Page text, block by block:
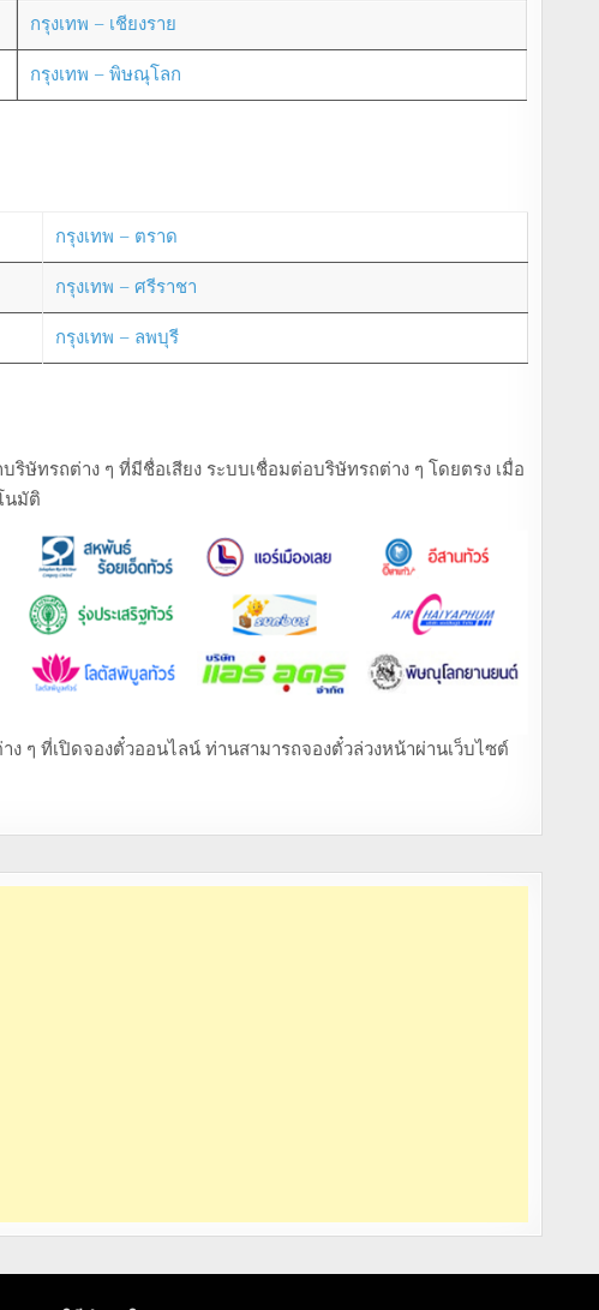
กรุงเทพ – เชียงราย
กรุงเทพ – พิษณุโลก
กรุงเทพ – ตราด
กรุงเทพ – ศรีราชา
กรุงเทพ – ลพบุรี
ษัทรถต่าง ๆ ที่มีชื่อเสียง ระบบเชื่อมต่อบริษัทรถต่าง ๆ โดยตรง เมื่อ
นมัติ
ๆ ที่เปิดจองตั๋วออนไลน์ ท่านสามารถจองตั๋วล่วงหน้าผ่านเว็บไซต์